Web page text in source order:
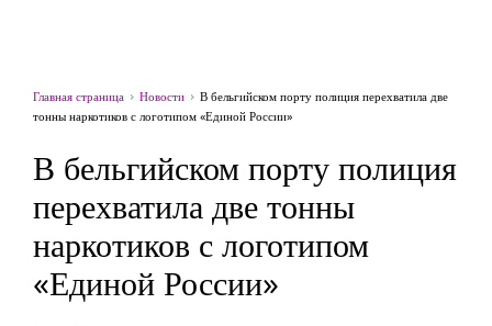
Главная страница Новости
В бельгийском порту полиция перехватила две
тонны наркотиков с логотипом «Единой России»
В бельгийском порту полиция
перехватила две тонны
наркотиков с логотипом
«Единой России»